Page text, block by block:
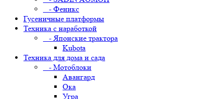
- Феникс
Гусеничные платформы
Техника с наработкой
- Японские трактора
Kubota
Техника для дома и сада
- Мотоблоки
Авангард
Ока
Угра